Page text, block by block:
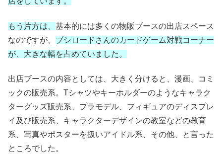
もう片方は、 基本的には多くの物販ブースの出店スペース
なのですが、 ブシロードさんのカードゲーム対戦コーナー
が、大きな幅を占めていました。
出店ブースの内容としては、大きく分けると、漫画、コミ
ックの販売系。Tシャツやキーホルダーのようなキャラク
ターグッズ販売系、プラモデル、フィギュアのディスプレ
イ及び販売系、キャラクターデザインの教室などの教育
系、写真やポスターを扱いアイドル系、その他、と言った
ところでした。